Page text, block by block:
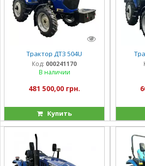
Трактор ДТЗ 504U
Код: 000241170
В наличии
481 500,00 грн.
Купить